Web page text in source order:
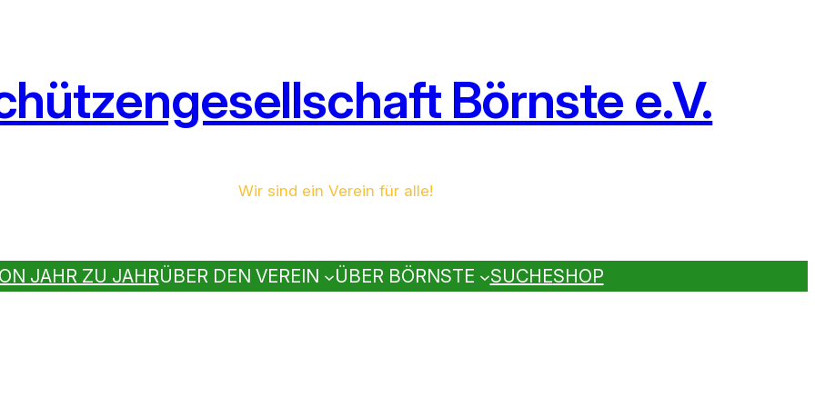
Börnste e.V.
Wir sind ein Verein für alle!
JAHR ZU JAHRÜBER DEN VEREIN ÜBER BÖRNSTE SUCHESHOP